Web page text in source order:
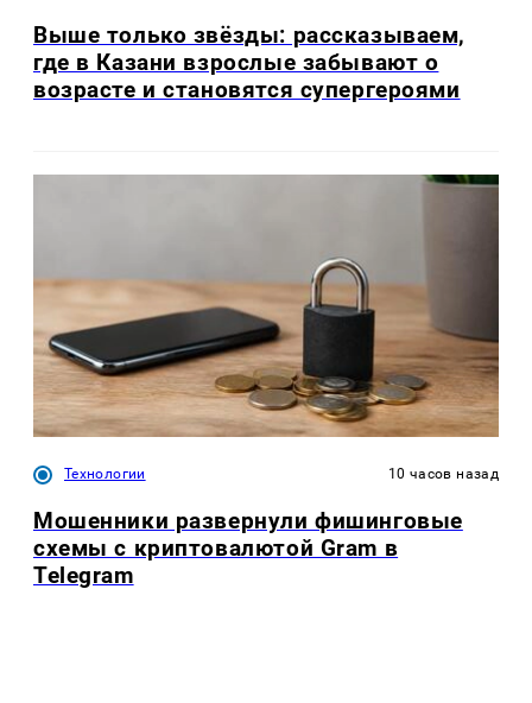
Выше только звёзды: рассказываем,
где в Казани взрослые забывают о
возрасте и становятся супергероями
Технологии 10 часов назад
Мошенники развернули фишинговые
схемы с криптовалютой Gram в
Telegram